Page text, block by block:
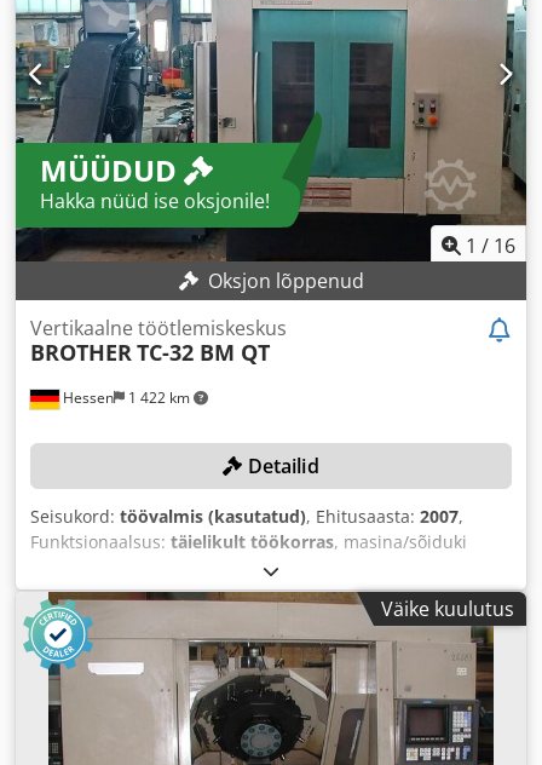
MÜÜDUD
Hakka nüüd ise oksjonile!
1 / 16
Oksjon lõppenud
Hessen 1 422 km
Vertikaalne töötlemiskeskus
BROTHERTC-32 BM QT
Detailid
Seisukord: töövalmis (kasutatud), Ehitusaasta: 2007,
Funktsionaalsus: täielikult töökorras, masina/sõiduki
, X-telje liikumisteekond:
liikumisteekond:400 mm, Z-telje liikumisteekond:415 mm,
lauakoormus:
, spindli pöörlemiskiirus (maks.):
12 000 p/min,
Väike kuulutus